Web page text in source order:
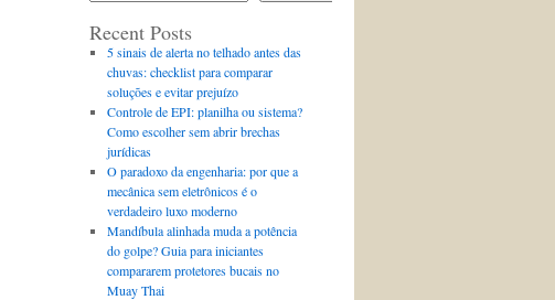
Recent Posts
5 sinais de alerta no telhado antes das
chuvas: checklist para comparar
soluções e evitar prejuízo
Controle de EPI: planilha ou sistema?
Como escolher sem abrir brechas
jurídicas
O paradoxo da engenharia: por que a
mecânica sem eletrônicos é o
verdadeiro luxo moderno
Mandíbula alinhada muda a potência
do golpe? Guia para iniciantes
compararem protetores bucais no
Muay Thai